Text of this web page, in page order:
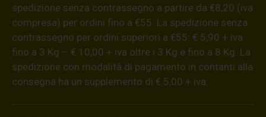
spedizione senza contrassegno a partire da €8,20 (iva
compresa) per ordini fino a €55. La spedizione senza
contrassegno per ordini superiori a €55: € 5,90 + iva
fino a 3 Kg – € 10,00 + iva oltre i 3 Kg e fino a 8 Kg. La
spedizione con modalità di pagamento in contanti alla
consegna ha un supplemento di € 5,00 + iva.